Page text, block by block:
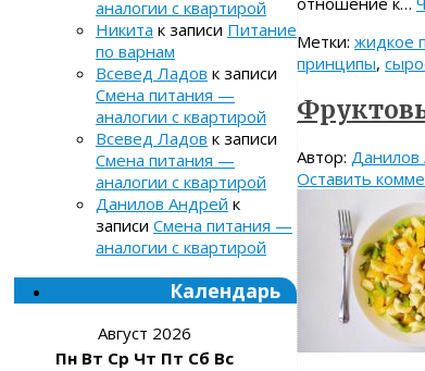
Метки: жидкое
принципы,
Автор: Данилов
Оставить
аналогии с квартирой
Никита к записи Питание
по варнам
Всевед Ладов к записи
Смена питания —
аналогии с квартирой
Всевед Ладов к записи
Смена питания —
аналогии с квартирой
Данилов Андрей к
записи Смена питания —
аналогии с квартирой
Календарь
Август 2026
Пн Вт Ср Чт Пт Сб Вс